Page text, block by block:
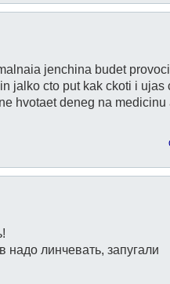
jenchina budet
jalko cto put kak ckoti i ujas
hvotaet deneg na medicinu
линчевать, запугали